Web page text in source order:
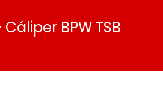
BPW TSB